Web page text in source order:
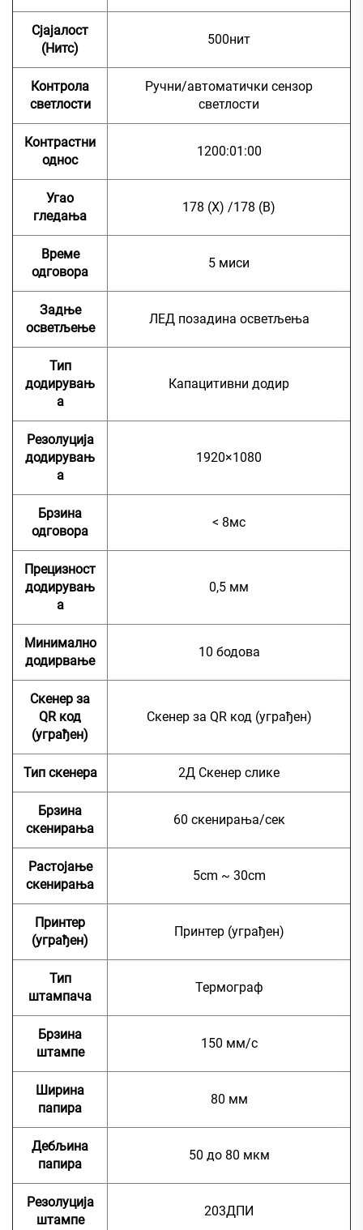
Сјајалост
(Нитс)
500нит
Контрола
светлости
Ручни/автоматички сензор
светлости
Контрастни
однос
1200:01:00
Угао
гледања
178 (Х) /178 (В)
Време
одговора
5 миси
Задње
осветљење
ЛЕД позадина осветљења
Тип
додирувањ
а
Капацитивни додир
Резолуција
додирувањ
а
1920×1080
Брзина
одговора
< 8мс
Прецизност
додирувањ
а
0,5 мм
Минимално
додирвање
10 бодова
Скенер за
QR код
(уграђен)
Скенер за QR код (уграђен)
Тип скенера 2Д Скенер слике
Брзина
скенирања
60 скенирања/сек
Растојање
скенирања
5cm ~ 30cm
Принтер
(уграђен)
Принтер (уграђен)
Тип
штампача
Термограф
Брзина
штампе
150 мм/с
Ширина
папира
80 мм
Дебљина
папира
50 до 80 мкм
Резолуција
штампе
203ДПИ